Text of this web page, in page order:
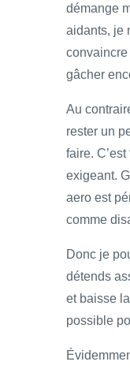
démange
aidants, je
convaincre
gâcher
Au
rester un
faire.
exigeant.
aero est
comme
Donc je
détends
et baisse
possible